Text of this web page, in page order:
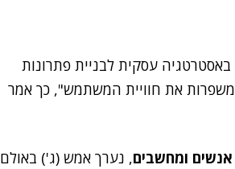
עסקית לבניית פתרונות
את חוויית המשתמש", כך אמר
אנשים ומחשבים, נערך אמש (ג') באולם